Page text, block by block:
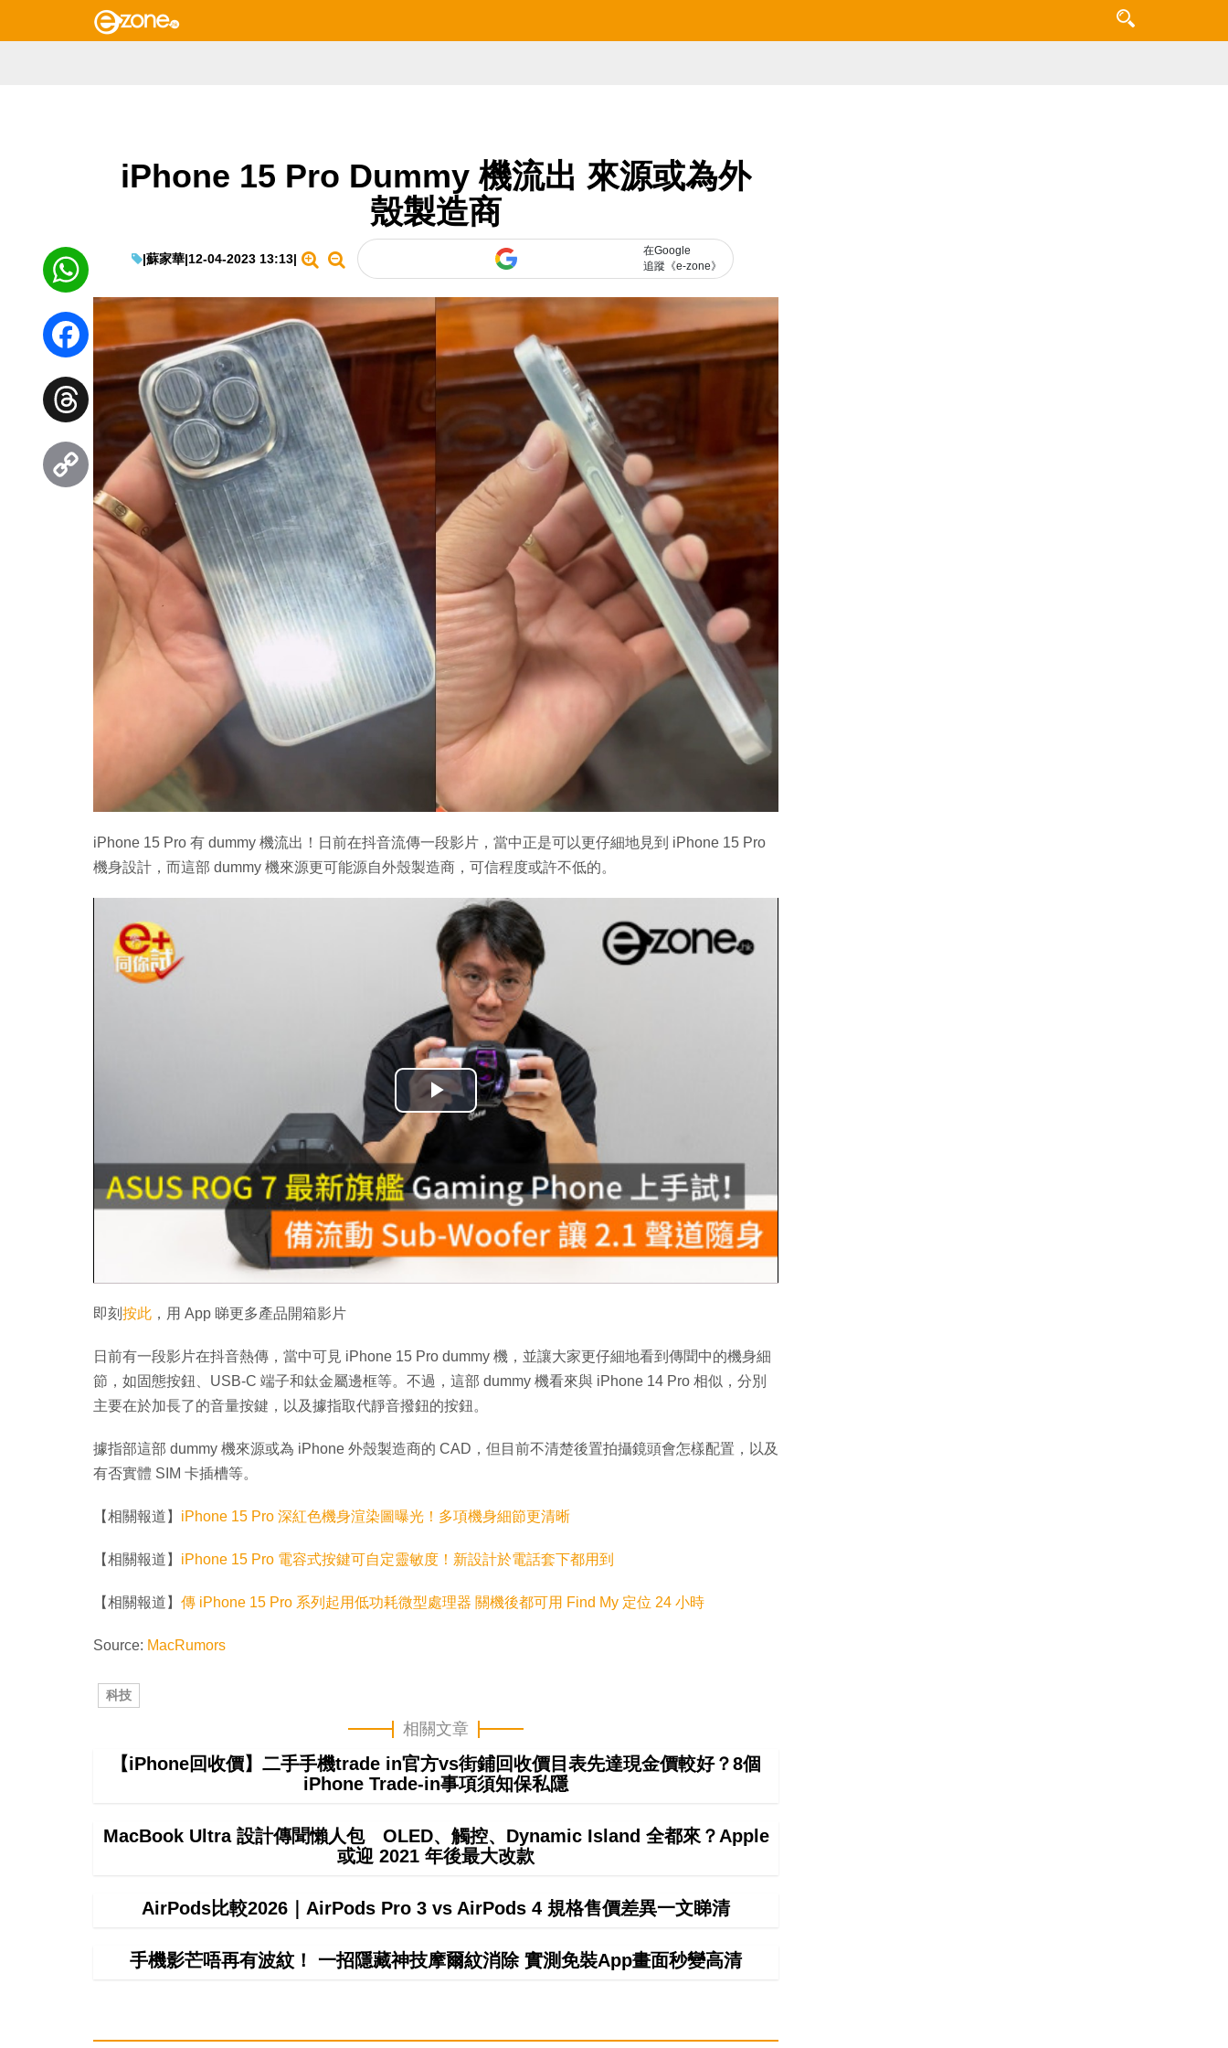
iPhone 15 Pro Dummy 機流出 來源或為外
殼製造商
|蘇家華|12-04-2023 13:13|
在Google
追蹤《e-zone》
iPhone 15 Pro 有 dummy 機流出！日前在抖音流傳一段影片，當中正是可以更仔細地見到 iPhone 15 Pro
機身設計，而這部 dummy 機來源更可能源自外殼製造商，可信程度或許不低的。
播
影
片
即刻 按此 ，用 App 睇更多產品開箱影片
日前有一段影片在抖音熱傳，當中可見 iPhone 15 Pro dummy 機，並讓大家更仔細地看到傳聞中的機身細
節，如固態按鈕、USB-C 端子和鈦金屬邊框等。不過，這部 dummy 機看來與 iPhone 14 Pro 相似，分別
主要在於加長了的音量按鍵，以及據指取代靜音撥鈕的按鈕。
據指部這部 dummy 機來源或為 iPhone 外殼製造商的 CAD，但目前不清楚後置拍攝鏡頭會怎樣配置，以及
有否實體 SIM 卡插槽等。
【相關報道】 iPhone 15 Pro 深紅色機身渲染圖曝光！多項機身細節更清晰
【相關報道】 iPhone 15 Pro 電容式按鍵可自定靈敏度！新設計於電話套下都用到
【相關報道】 傳 iPhone 15 Pro 系列起用低功耗微型處理器 關機後都可用 Find My 定位 24 小時
Source: MacRumors
科技
相關文章
【iPhone回收價】二手手機trade in官方vs街鋪回收價目表先達現金價較好？8個
iPhone Trade-in事項須知保私隱
MacBook Ultra 設計傳聞懶人包 OLED、觸控、Dynamic Island 全都來？Apple
或迎 2021 年後最大改款
AirPods比較2026｜AirPods Pro 3 vs AirPods 4 規格售價差異一文睇清
手機影芒唔再有波紋！ 一招隱藏神技摩爾紋消除 實測免裝App畫面秒變高清
WhatsApp
Facebook
Threads
Copy
Link